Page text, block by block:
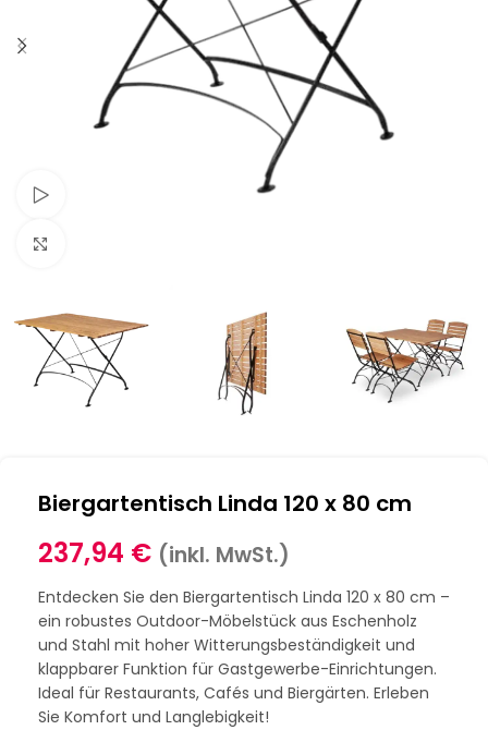
Biergartentisch Linda 120 x 80 cm
237,94 € (inkl. MwSt.)
Entdecken Sie den Biergartentisch Linda 120 x 80 cm –
ein robustes Outdoor-Möbelstück aus Eschenholz
und Stahl mit hoher Witterungsbeständigkeit und
klappbarer Funktion für Gastgewerbe-Einrichtungen.
Ideal für Restaurants, Cafés und Biergärten. Erleben
Sie Komfort und Langlebigkeit!